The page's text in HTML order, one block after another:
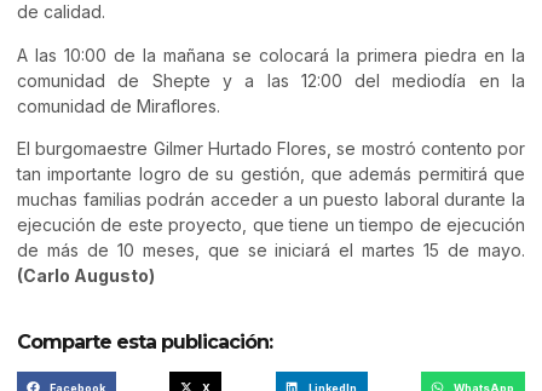
de calidad.
A las 10:00 de la mañana se colocará la primera piedra en la
comunidad de Shepte y a las 12:00 del mediodía en la
comunidad de Miraflores.
El burgomaestre Gilmer Hurtado Flores, se mostró contento por
tan importante logro de su gestión, que además permitirá que
muchas familias podrán acceder a un puesto laboral durante la
ejecución de este proyecto, que tiene un tiempo de ejecución
de más de 10 meses, que se iniciará el martes 15 de mayo.
(Carlo Augusto)
Comparte esta publicación:
Facebook X LinkedIn WhatsApp